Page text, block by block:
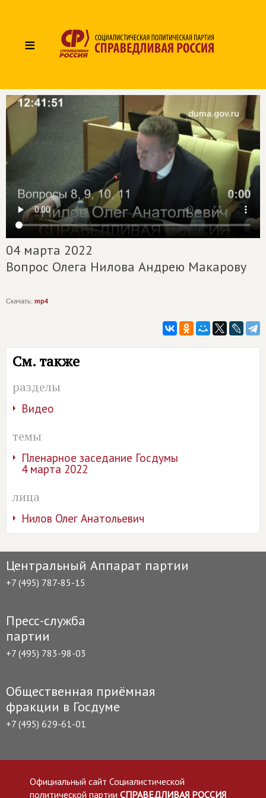
≡
04 марта 2022
Вопрос Олега Нилова Андрею Макарову
Скачать: mp4
См. также
разделы
Видео
темы
Пленарное заседание Госдумы
4 марта 2022
лица
Нилов Олег Анатольевич
Центральный Аппарат партии
+7 (495) 787-85-15
Пресс-служба
партии
+7 (495) 783-98-03
Общественная приёмная
фракции в Госдуме
+7 (495) 629-61-01
Официальный сайт Социалистической
политической партии СПРАВЕДЛИВАЯ РОССИЯ